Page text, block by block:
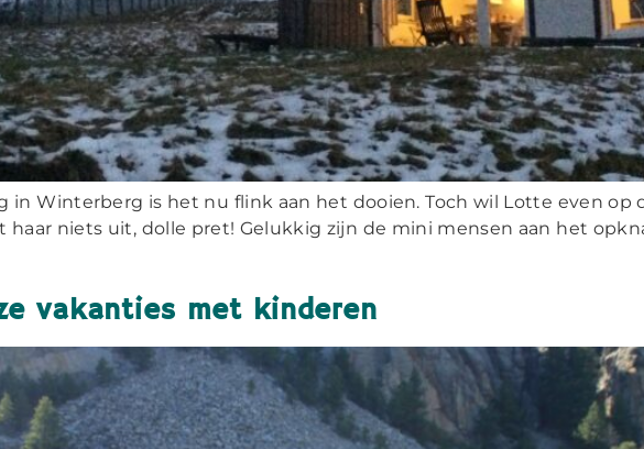
in Winterberg is het nu flink aan het dooien. Toch wil Lotte even op
haar niets uit, dolle pret! Gelukkig zijn de mini mensen aan het
vakanties met kinderen